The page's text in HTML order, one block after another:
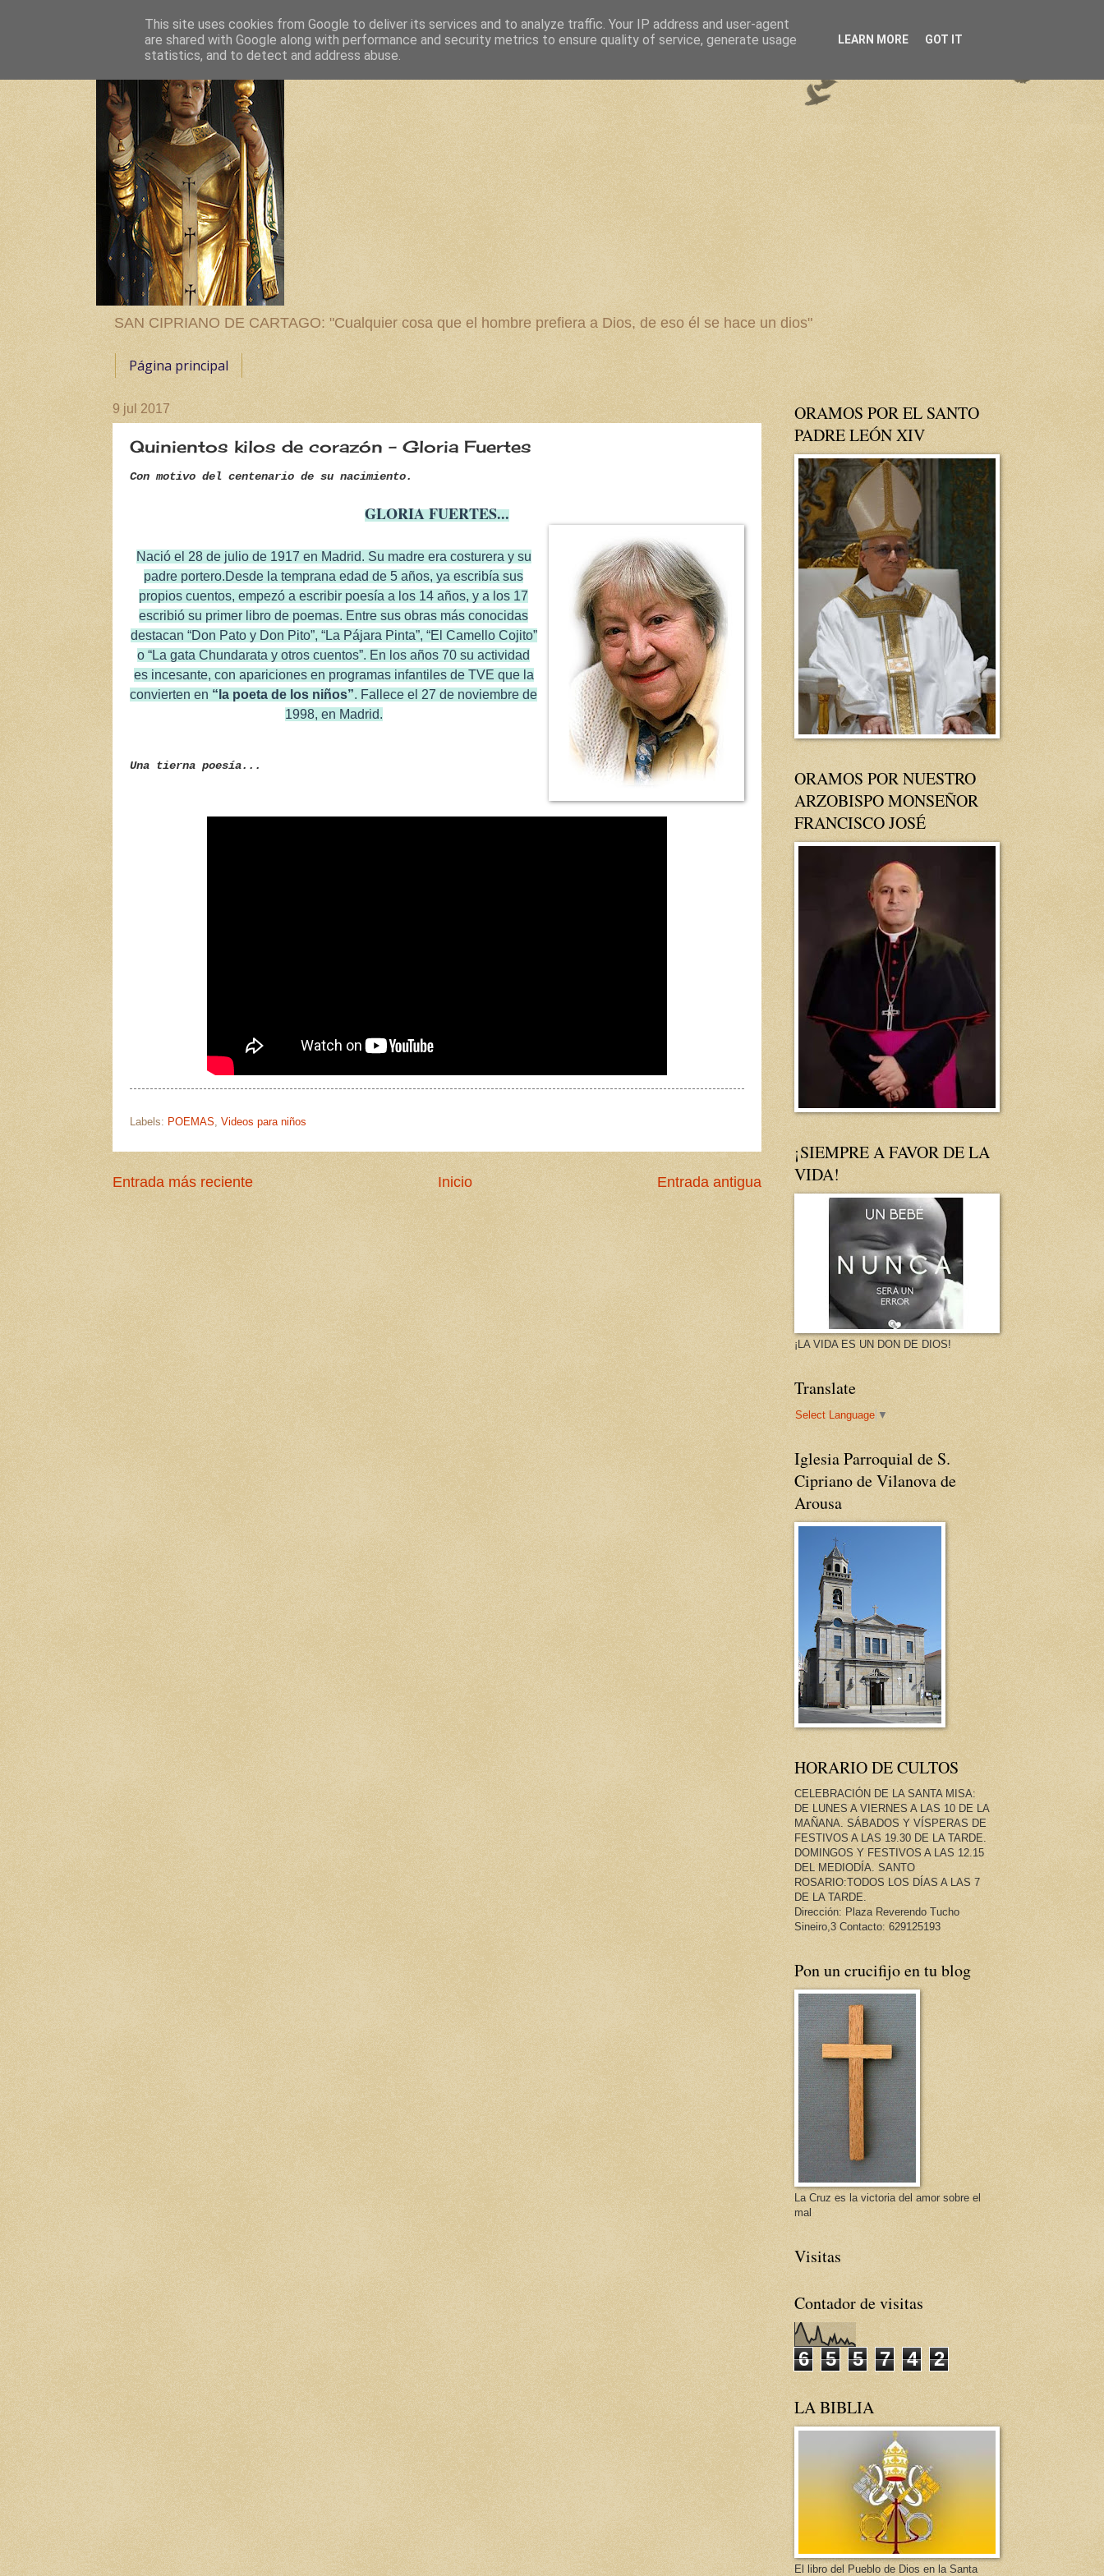
SAN CIPRIANO DE CARTAGO: "Cualquier cosa que el hombre prefiera a Dios, de eso él se hace un dios"
Página principal
9 jul 2017
Quinientos kilos de corazón - Gloria Fuertes
Con motivo del centenario de su nacimiento.
GLORIA FUERTES...
Nació el 28 de julio de 1917 en Madrid. Su madre era costurera y su
padre portero.Desde la temprana edad de 5 años, ya escribía sus
propios cuentos, empezó a escribir poesía a los 14 años, y a los 17
escribió su primer libro de poemas. Entre sus obras más conocidas
destacan “Don Pato y Don Pito”, “La Pájara Pinta”, “El Camello Cojito”
o “La gata Chundarata y otros cuentos”. En los años 70 su actividad
es incesante, con apariciones en programas infantiles de TVE que la
convierten en “la poeta de los niños”. Fallece el 27 de noviembre de
1998, en Madrid.
Una tierna poesía...
Labels: POEMAS, Videos para niños
Entrada más reciente Entrada antigua
Inicio
ORAMOS POR EL SANTO
PADRE LEÓN XIV
ORAMOS POR NUESTRO
ARZOBISPO MONSEÑOR
FRANCISCO JOSÉ
¡SIEMPRE A FAVOR DE LA
VIDA!
¡LA VIDA ES UN DON DE DIOS!
Translate
Select Language ▼
Iglesia Parroquial de S.
Cipriano de Vilanova de
Arousa
HORARIO DE CULTOS
CELEBRACIÓN DE LA SANTA MISA:
DE LUNES A VIERNES A LAS 10 DE LA
MAÑANA. SÁBADOS Y VÍSPERAS DE
FESTIVOS A LAS 19.30 DE LA TARDE.
DOMINGOS Y FESTIVOS A LAS 12.15
DEL MEDIODÍA. SANTO
ROSARIO:TODOS LOS DÍAS A LAS 7
DE LA TARDE.
Dirección: Plaza Reverendo Tucho
Sineiro,3 Contacto: 629125193
Pon un crucifijo en tu blog
La Cruz es la victoria del amor sobre el
mal
Visitas
Contador de visitas
6 5 5 7 4 2
LA BIBLIA
El libro del Pueblo de Dios en la Santa
This site uses cookies from Google to deliver its services and to analyze traffic. Your IP address and user-agent
are shared with Google along with performance and security metrics to ensure quality of service, generate usage
statistics, and to detect and address abuse.
LEARN MORE GOT IT